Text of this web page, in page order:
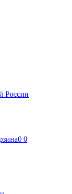
России
0 0